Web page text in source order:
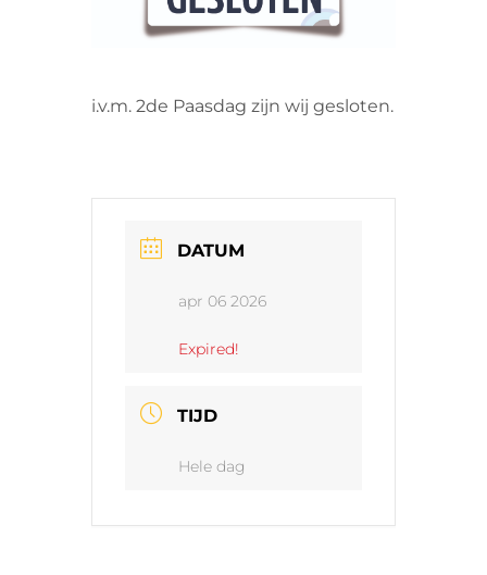
i.v.m. 2de Paasdag zijn wij gesloten.
DATUM
apr 06 2026
Expired!
TIJD
Hele dag